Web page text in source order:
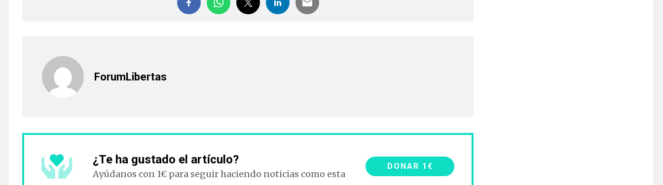
ForumLibertas
¿Te ha gustado el artículo?
Ayúdanos con 1€ para seguir haciendo noticias como esta
DONAR 1€